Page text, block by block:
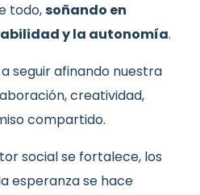
todo,soñando en
y la autonomía.
seguir afinando nuestra
creatividad,
compartido.
social se fortalece, los
esperanza se hace